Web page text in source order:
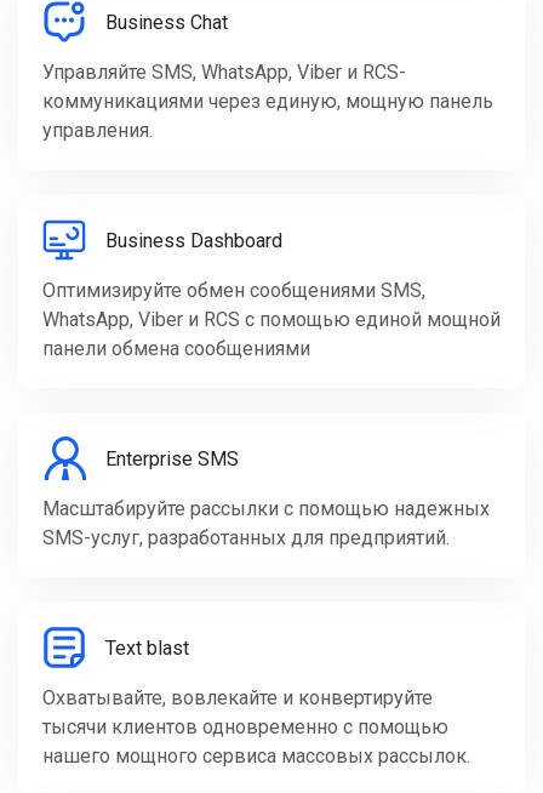
Business Chat
Управляйте SMS, WhatsApp, Viber и RCS-
коммуникациями через единую, мощную панель
управления.
Business Dashboard
Оптимизируйте обмен сообщениями SMS,
WhatsApp, Viber и RCS с помощью единой мощной
панели обмена сообщениями
Enterprise SMS
Масштабируйте рассылки с помощью надежных
SMS-услуг, разработанных для предприятий.
Text blast
Охватывайте, вовлекайте и конвертируйте
тысячи клиентов одновременно с помощью
нашего мощного сервиса массовых рассылок.